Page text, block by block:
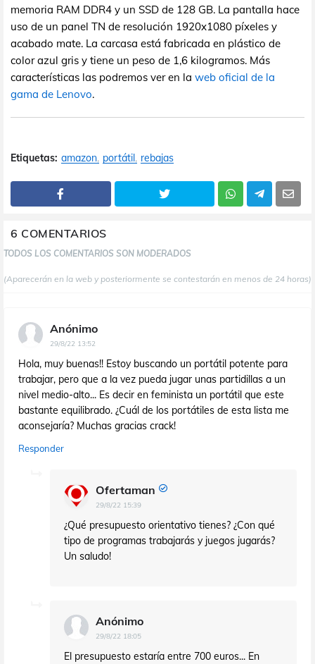
memoria RAM DDR4 y un SSD de 128 GB. La pantalla hace
uso de un panel TN de resolución 1920x1080 píxeles y
acabado mate. La carcasa está fabricada en plástico de
color azul gris y tiene un peso de 1,6 kilogramos. Más
características las podremos ver en la web oficial de la
gama de Lenovo.
Etiquetas: amazon portátil rebajas
6 COMENTARIOS
TODOS LOS COMENTARIOS SON MODERADOS
(Aparecerán en la web y posteriormente se contestarán en menos de 24 horas)
Anónimo
29/8/22 13:52
Hola, muy buenas!! Estoy buscando un portátil potente para
trabajar, pero que a la vez pueda jugar unas partidillas a un
nivel medio-alto... Es decir en feminista un portátil que este
bastante equilibrado. ¿Cuál de los portátiles de esta lista me
aconsejaría? Muchas gracias crack!
Responder
Ofertaman
29/8/22 15:39
¿Qué presupuesto orientativo tienes? ¿Con qué
tipo de programas trabajarás y juegos jugarás?
Un saludo!
Anónimo
29/8/22 18:05
El presupuesto estaría entre 700 euros... En